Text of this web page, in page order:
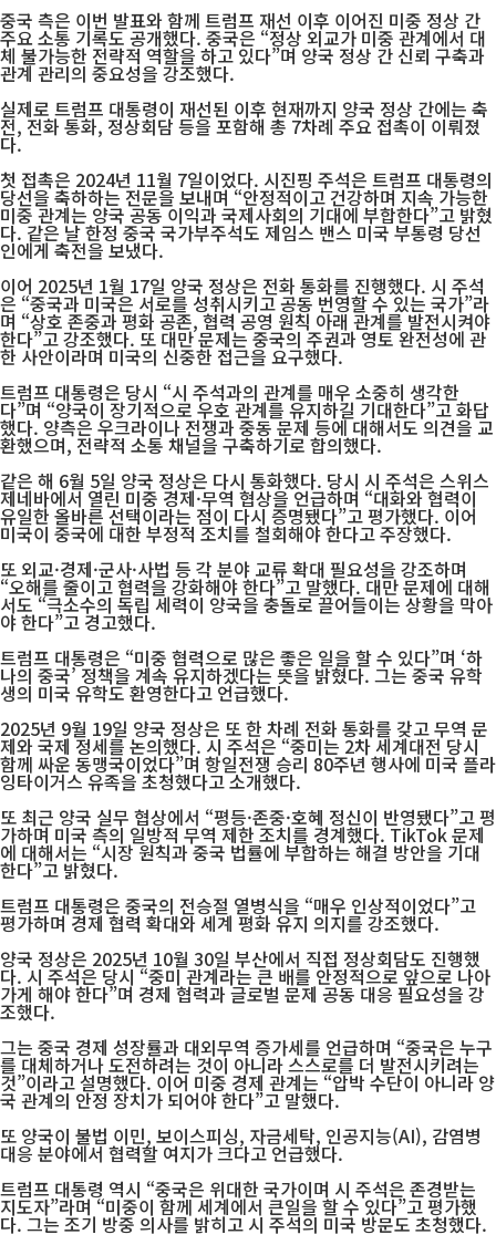
중국 측은 이번 발표와 함께 트럼프 재선 이후 이어진 미중 정상 간
주요 소통 기록도 공개했다. 중국은 “정상 외교가 미중 관계에서 대
체 불가능한 전략적 역할을 하고 있다”며 양국 정상 간 신뢰 구축과
관계 관리의 중요성을 강조했다.
실제로 트럼프 대통령이 재선된 이후 현재까지 양국 정상 간에는 축
전, 전화 통화, 정상회담 등을 포함해 총 7차례 주요 접촉이 이뤄졌
다.
첫 접촉은 2024년 11월 7일이었다. 시진핑 주석은 트럼프 대통령의
당선을 축하하는 전문을 보내며 “안정적이고 건강하며 지속 가능한
미중 관계는 양국 공동 이익과 국제사회의 기대에 부합한다”고 밝혔
다. 같은 날 한정 중국 국가부주석도 제임스 밴스 미국 부통령 당선
인에게 축전을 보냈다.
이어 2025년 1월 17일 양국 정상은 전화 통화를 진행했다. 시 주석
은 “중국과 미국은 서로를 성취시키고 공동 번영할 수 있는 국가”라
며 “상호 존중과 평화 공존, 협력 공영 원칙 아래 관계를 발전시켜야
한다”고 강조했다. 또 대만 문제는 중국의 주권과 영토 완전성에 관
한 사안이라며 미국의 신중한 접근을 요구했다.
트럼프 대통령은 당시 “시 주석과의 관계를 매우 소중히 생각한
다”며 “양국이 장기적으로 우호 관계를 유지하길 기대한다”고 화답
했다. 양측은 우크라이나 전쟁과 중동 문제 등에 대해서도 의견을 교
환했으며, 전략적 소통 채널을 구축하기로 합의했다.
같은 해 6월 5일 양국 정상은 다시 통화했다. 당시 시 주석은 스위스
제네바에서 열린 미중 경제·무역 협상을 언급하며 “대화와 협력이
유일한 올바른 선택이라는 점이 다시 증명됐다”고 평가했다. 이어
미국이 중국에 대한 부정적 조치를 철회해야 한다고 주장했다.
또 외교·경제·군사·사법 등 각 분야 교류 확대 필요성을 강조하며
“오해를 줄이고 협력을 강화해야 한다”고 말했다. 대만 문제에 대해
서도 “극소수의 독립 세력이 양국을 충돌로 끌어들이는 상황을 막아
야 한다”고 경고했다.
트럼프 대통령은 “미중 협력으로 많은 좋은 일을 할 수 있다”며 ‘하
나의 중국’ 정책을 계속 유지하겠다는 뜻을 밝혔다. 그는 중국 유학
생의 미국 유학도 환영한다고 언급했다.
2025년 9월 19일 양국 정상은 또 한 차례 전화 통화를 갖고 무역 문
제와 국제 정세를 논의했다. 시 주석은 “중미는 2차 세계대전 당시
함께 싸운 동맹국이었다”며 항일전쟁 승리 80주년 행사에 미국 플라
잉타이거스 유족을 초청했다고 소개했다.
또 최근 양국 실무 협상에서 “평등·존중·호혜 정신이 반영됐다”고 평
가하며 미국 측의 일방적 무역 제한 조치를 경계했다. TikTok 문제
에 대해서는 “시장 원칙과 중국 법률에 부합하는 해결 방안을 기대
한다”고 밝혔다.
트럼프 대통령은 중국의 전승절 열병식을 “매우 인상적이었다”고
평가하며 경제 협력 확대와 세계 평화 유지 의지를 강조했다.
양국 정상은 2025년 10월 30일 부산에서 직접 정상회담도 진행했
다. 시 주석은 당시 “중미 관계라는 큰 배를 안정적으로 앞으로 나아
가게 해야 한다”며 경제 협력과 글로벌 문제 공동 대응 필요성을 강
조했다.
그는 중국 경제 성장률과 대외무역 증가세를 언급하며 “중국은 누구
를 대체하거나 도전하려는 것이 아니라 스스로를 더 발전시키려는
것”이라고 설명했다. 이어 미중 경제 관계는 “압박 수단이 아니라 양
국 관계의 안정 장치가 되어야 한다”고 말했다.
또 양국이 불법 이민, 보이스피싱, 자금세탁, 인공지능(AI), 감염병
대응 분야에서 협력할 여지가 크다고 언급했다.
트럼프 대통령 역시 “중국은 위대한 국가이며 시 주석은 존경받는
지도자”라며 “미중이 함께 세계에서 큰일을 할 수 있다”고 평가했
다. 그는 조기 방중 의사를 밝히고 시 주석의 미국 방문도 초청했다.